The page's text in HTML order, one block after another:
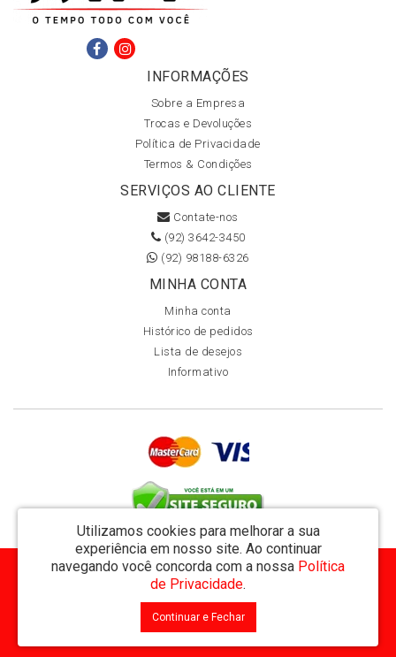
INFORMAÇÕES
Sobre a Empresa
Trocas e Devoluções
Política de Privacidade
Termos & Condições
SERVIÇOS AO CLIENTE
Contate-nos
(92) 3642-3450
(92) 98188-6326
MINHA CONTA
Minha conta
Histórico de pedidos
Lista de desejos
Informativo
Utilizamos cookies para melhorar a sua
experiência em nosso site. Ao continuar
navegando você concorda com a nossa Política
de Privacidade.
Continuar e Fechar
MVT Comércio de Representação de Livros Ltda - CNPJ: 11.162.894/0001-32
Rua Visconde de Utinga 234 - Parque das Laranjeiras - Manaus / AM - CEP: 69058-810
MVT Livraria © 2026